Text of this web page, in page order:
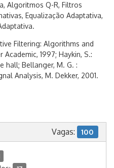
Algoritmos Q-R, Filtros
Equalização Adaptativa,
Filtering: Algorithms and
1997; Haykin, S.:
hall; Bellanger, M. G. :
Analysis, M. Dekker, 2001.
Vagas: 100